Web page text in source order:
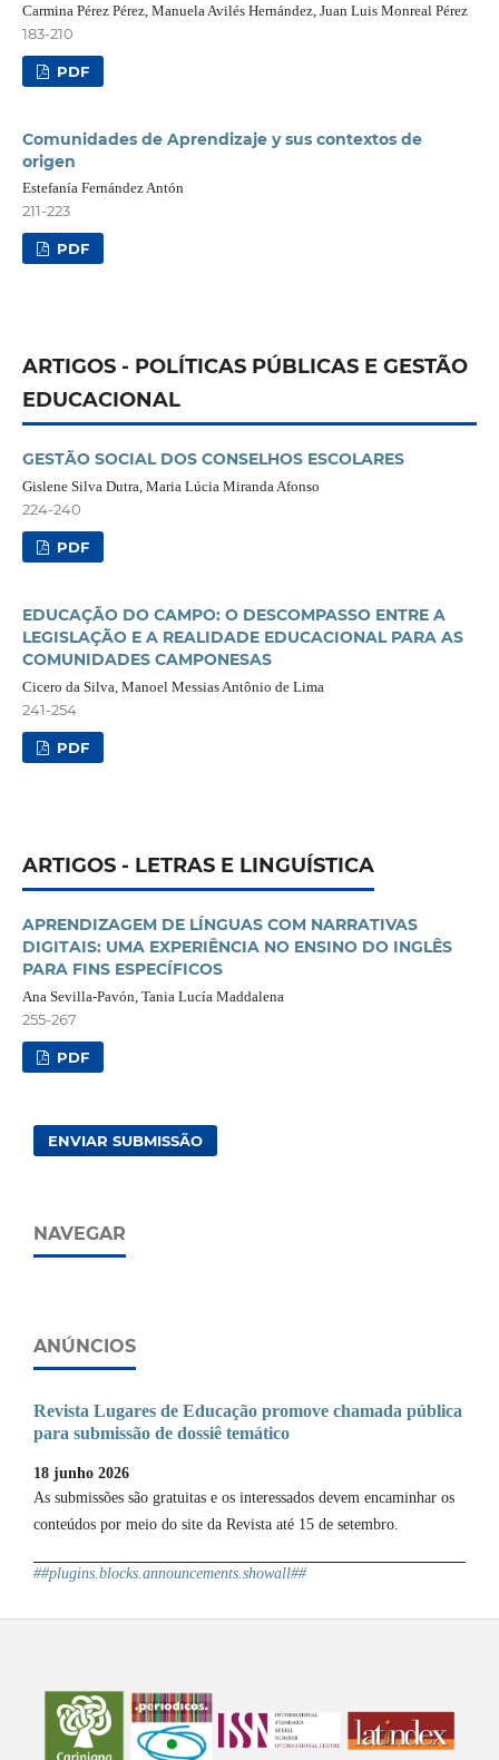
Carmina Pérez Pérez, Manuela Avilés Hernández, Juan Luis Monreal Pérez
183-210
PDF
Comunidades de Aprendizaje y sus contextos de
origen
Estefanía Fernández Antón
211-223
PDF
ARTIGOS - POLÍTICAS PÚBLICAS E GESTÃO
EDUCACIONAL
GESTÃO SOCIAL DOS CONSELHOS ESCOLARES
Gislene Silva Dutra, Maria Lúcia Miranda Afonso
224-240
PDF
EDUCAÇÃO DO CAMPO: O DESCOMPASSO ENTRE A
LEGISLAÇÃO E A REALIDADE EDUCACIONAL PARA AS
COMUNIDADES CAMPONESAS
Cicero da Silva, Manoel Messias Antônio de Lima
241-254
PDF
ARTIGOS - LETRAS E LINGUÍSTICA
APRENDIZAGEM DE LÍNGUAS COM NARRATIVAS
DIGITAIS: UMA EXPERIÊNCIA NO ENSINO DO INGLÊS
PARA FINS ESPECÍFICOS
Ana Sevilla-Pavón, Tania Lucía Maddalena
255-267
PDF
ENVIAR SUBMISSÃO
NAVEGAR
ANÚNCIOS
Revista Lugares de Educação promove chamada pública
para submissão de dossiê temático
18 junho 2026
As submissões são gratuitas e os interessados devem encaminhar os
conteúdos por meio do site da Revista até 15 de setembro.
##plugins.blocks.announcements.showall##